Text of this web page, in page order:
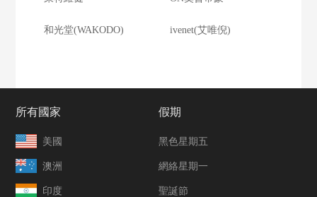
和光堂(WAKODO) ivenet(艾唯倪)
所有國家
美國
澳洲
印度
假期
黑色星期五
網絡星期一
聖誕節